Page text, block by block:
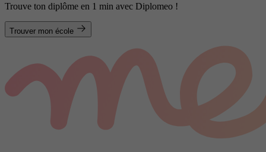
Trouve ton diplôme en 1 min avec Diplomeo !
Trouver mon école